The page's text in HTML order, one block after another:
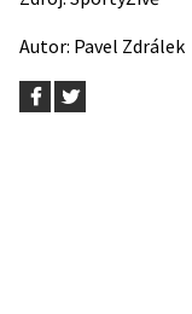
Autor: Pavel Zdrálek